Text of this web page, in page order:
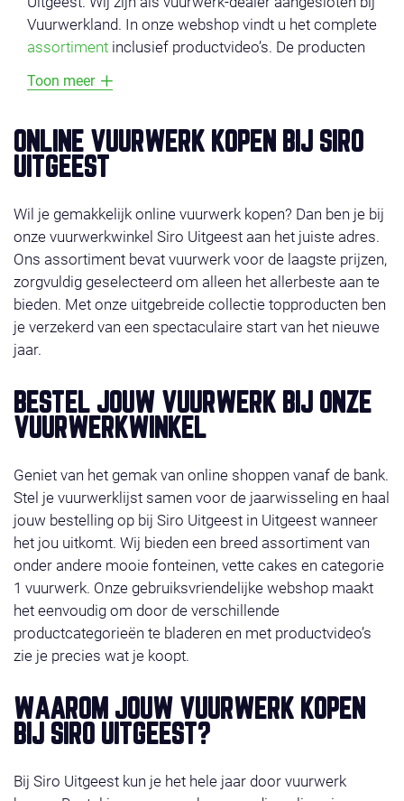
Vuurwerkland. In onze webshop vindt u het complete
assortiment inclusief productvideo’s. De producten
zoalsvoordeel vuurwerk
bestel uw vuurwerk online en profiteer van super-
acties en gratis vuurwerk. Het vuurwerk ligt klaar op
de door u gekozen afhaaldag 29, 30 of 31 december
2025. Wilt u liever bestellen in de winkel, check dan
even onze
contact .Wij wensen u veel shop plezier!
Toon meer
ONLINE VUURWERK KOPEN BIJ SIRO
UITGEEST
Wil je gemakkelijk online vuurwerk kopen? Dan ben je bij
onze vuurwerkwinkel Siro Uitgeest aan het juiste adres.
Ons assortiment bevat vuurwerk voor de laagste prijzen,
zorgvuldig geselecteerd om alleen het allerbeste aan te
bieden. Met onze uitgebreide collectie topproducten ben
je verzekerd van een spectaculaire start van het nieuwe
jaar.
BESTEL JOUW VUURWERK BIJ ONZE
VUURWERKWINKEL
Geniet van het gemak van online shoppen vanaf de bank.
Stel je vuurwerklijst samen voor de jaarwisseling en haal
jouw bestelling op bij Siro Uitgeest in Uitgeest wanneer
het jou uitkomt. Wij bieden een breed assortiment van
onder andere mooie fonteinen, vette cakes en categorie
1 vuurwerk. Onze gebruiksvriendelijke webshop maakt
het eenvoudig om door de verschillende
productcategorieën te bladeren en met productvideo’s
zie je precies wat je koopt.
WAAROM JOUW VUURWERK KOPEN
BIJ SIRO UITGEEST?
Bij Siro Uitgeest kun je het hele jaar door vuurwerk